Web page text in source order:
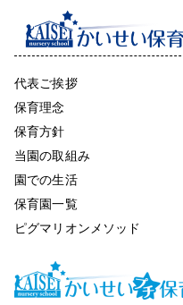
代表ご挨拶
保育理念
保育方針
当園の取組み
園での生活
保育園一覧
ピグマリオンメソッド